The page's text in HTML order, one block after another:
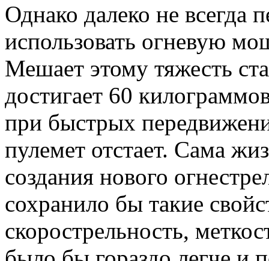
Однако далеко не всегда
использовать огневую
Мешает этому тяжесть
достигает 60
при быстрых
пулемет отстает. Сама
создания нового
сохранило бы такие
скорострельность,